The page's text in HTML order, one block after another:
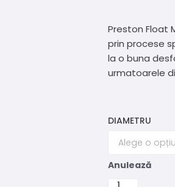
Preston Float
prin procese
la o buna
urmatoarele
DIAMETRU
Anulează